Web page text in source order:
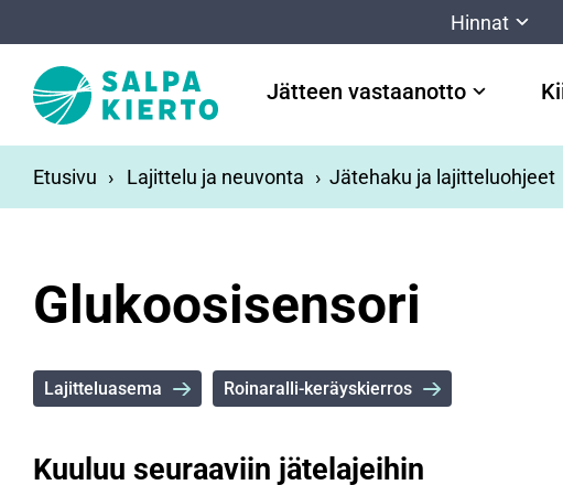
Hinnat
Jätteen vastaanotto
Etusivu Lajittelu ja neuvonta Jätehaku ja lajitteluohjeet
Glukoosisensori
Lajitteluasema Roinaralli-keräyskierros
Kuuluu seuraaviin jätelajeihin